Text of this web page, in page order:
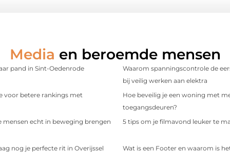
Media en beroemde mensen
pand in Sint-Oedenrode
Waarom spanningscontrole de
bij veilig werken aan elektra
voor betere rankings met
Hoe beveilig je een woning met
toegangsdeuren?
mensen echt in beweging brengen
5 tips om je filmavond leuker te
nog je perfecte rit in Overijssel
Wat is een Footer en waarom is